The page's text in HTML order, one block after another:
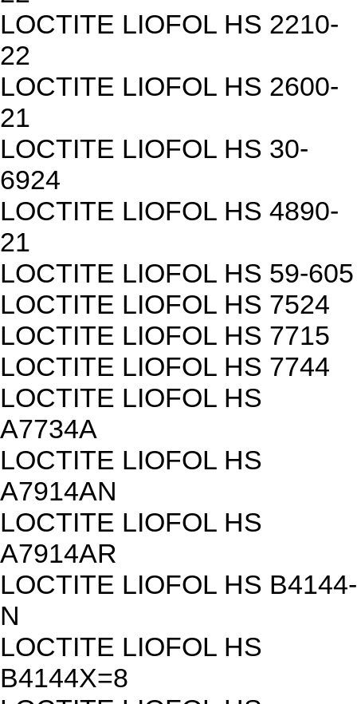
LOCTITE LIOFOL HS 2210-
22
LOCTITE LIOFOL HS 2600-
21
LOCTITE LIOFOL HS 30-
6924
LOCTITE LIOFOL HS 4890-
21
LOCTITE LIOFOL HS 59-605
LOCTITE LIOFOL HS 7524
LOCTITE LIOFOL HS 7715
LOCTITE LIOFOL HS 7744
LOCTITE LIOFOL HS
A7734A
LOCTITE LIOFOL HS
A7914AN
LOCTITE LIOFOL HS
A7914AR
LOCTITE LIOFOL HS B4144-
N
LOCTITE LIOFOL HS
B4144X=8